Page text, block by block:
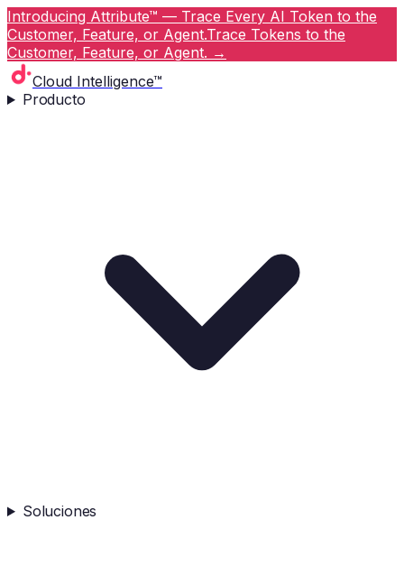
Introducing Attribute™ — Trace Every AI Token to the
Customer, Feature, or Agent.Trace Tokens to the
Customer, Feature, or Agent. →
Cloud Intelligence™
Producto
Soluciones